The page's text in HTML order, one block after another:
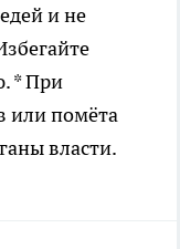
и не
* При
или помёта
власти.